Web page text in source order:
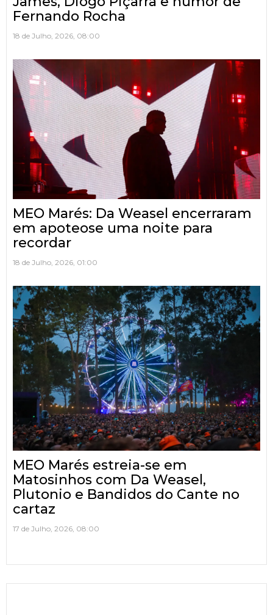
Fernando Rocha
18 de Julho, 2026, 08:00
MEO Marés: Da Weasel encerraram
em apoteose uma noite para
recordar
18 de Julho, 2026, 01:00
MEO Marés estreia-se em
Matosinhos com Da Weasel,
Plutonio e Bandidos do Cante no
cartaz
17 de Julho, 2026, 08:00